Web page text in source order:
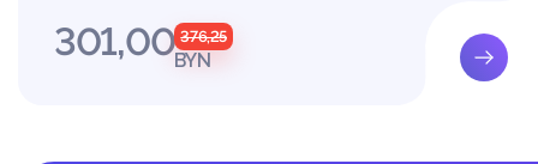
(попытка
– интеграция –
301,00 376,25
BYN